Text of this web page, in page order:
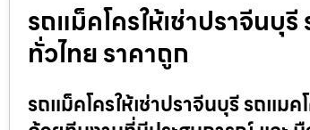
รถแม็คโครให้เช่าปราจีนบุ
ทั่วไทย ราคาถูก
รถแม็คโครให้เช่าปราจีนบุรี รถแม